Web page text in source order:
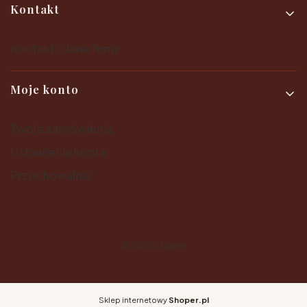
Kontakt
Moje konto
Sklep internetowy Shoper.pl